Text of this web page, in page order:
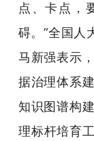
点、卡点，
碍。”全国人
马新强表示
据治理体系
知识图谱构
理标杆培育